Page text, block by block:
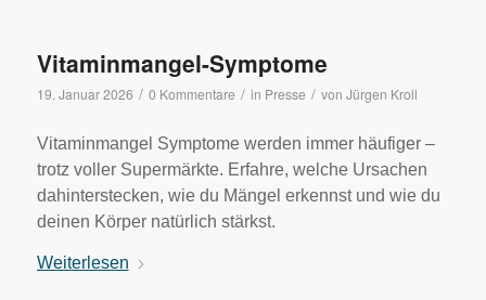
Vitaminmangel-Symptome
19. Januar 2026 / 0 Kommentare / in Presse / von Jürgen Kroll
Vitaminmangel Symptome werden immer häufiger –
trotz voller Supermärkte. Erfahre, welche Ursachen
dahinterstecken, wie du Mängel erkennst und wie du
deinen Körper natürlich stärkst.
Weiterlesen